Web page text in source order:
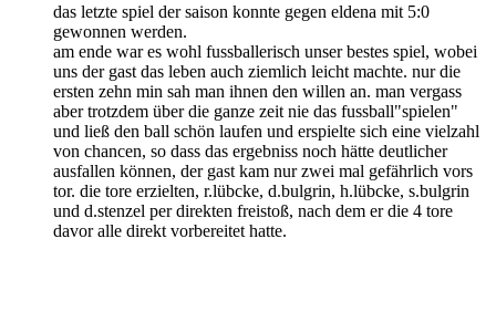
das letzte spiel der saison konnte gegen eldena mit 5:0
gewonnen werden.
am ende war es wohl fussballerisch unser bestes spiel, wobei
uns der gast das leben auch ziemlich leicht machte. nur die
ersten zehn min sah man ihnen den willen an. man vergass
aber trotzdem über die ganze zeit nie das fussball"spielen"
und ließ den ball schön laufen und erspielte sich eine vielzahl
von chancen, so dass das ergebniss noch hätte deutlicher
ausfallen können, der gast kam nur zwei mal gefährlich vors
tor. die tore erzielten, r.lübcke, d.bulgrin, h.lübcke, s.bulgrin
und d.stenzel per direkten freistoß, nach dem er die 4 tore
davor alle direkt vorbereitet hatte.